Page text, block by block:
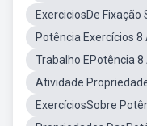
ExerciciosDe
Potência Exercícios 8
Trabalho EPotência 8
Atividade
ExercíciosSobre